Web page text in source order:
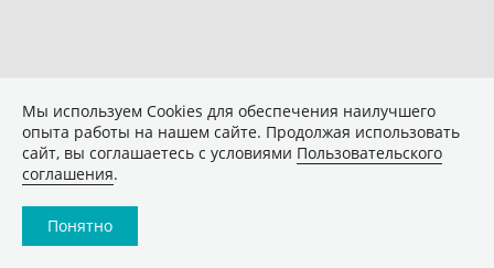
Мы используем Сookies для обеспечения наилучшего
опыта работы на нашем сайте. Продолжая использовать
сайт, вы соглашаетесь с условиями Пользовательского
соглашения.
Понятно